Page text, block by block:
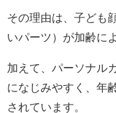
その理由は、子ども
いパーツ）が加齢に
加えて、パーソナル
になじみやすく、年
されています。